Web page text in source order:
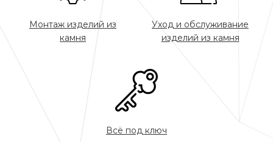
Монтаж изделий из
камня
Уход и обслуживание
изделий из камня
Всё под ключ